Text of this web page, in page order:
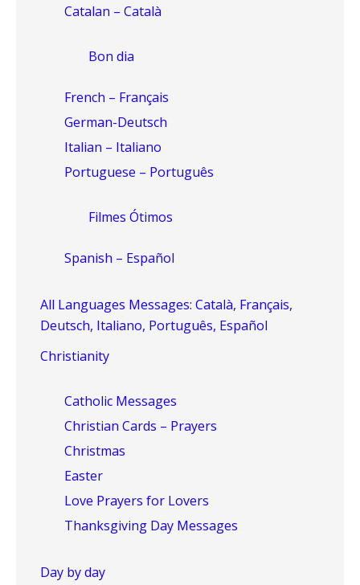
Catalan – Català
Bon dia
French – Français
German-Deutsch
Italian – Italiano
Portuguese – Português
Filmes Ótimos
Spanish – Español
All Languages Messages: Català, Français,
Deutsch, Italiano, Português, Español
Christianity
Catholic Messages
Christian Cards – Prayers
Christmas
Easter
Love Prayers for Lovers
Thanksgiving Day Messages
Day by day